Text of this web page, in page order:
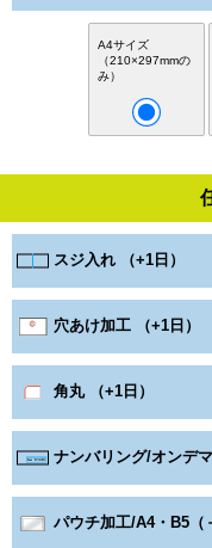
A4サイズ
（210×297mmの
み）
スジ入れ （+1日）
穴あけ加工 （+1日）
角丸 （+1日）
ナンバリング/オンデ
パウチ加工/A4・B5（